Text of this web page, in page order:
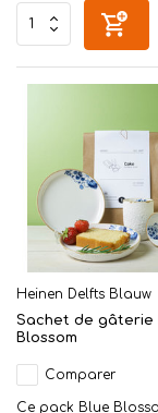
Heinen Delfts Blauw
Sachet de gâterie
Blossom
Comparer
Ce pack Blue